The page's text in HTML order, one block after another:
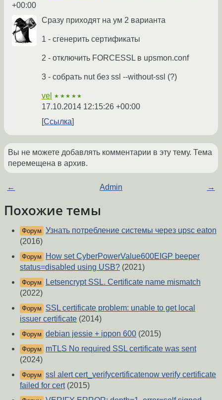
+00:00
Сразу приходят на ум 2 варианта
1 - сгенерить сертификаты
2 - отключить FORCESSL в upsmon.conf
3 - собрать nut без ssl --without-ssl (?)
vel ★★★★★
17.10.2014 12:15:26 +00:00
Ссылка
Вы не можете добавлять комментарии в эту тему. Тема
перемещена в архив.
← Admin →
Похожие темы
Форум Узнать потребление системы через upsc eaton
(2016)
Форум
How set CyberPowerValue600EIGP beeper
status=disabled using USB? (2021)
Форум
Letsencrypt SSL. Certificate name mismatch
(2022)
Форум
SSL certificate problem: unable to get local
issuer certificate (2014)
Форум debian jessie + ippon 600 (2015)
Форум
mTLS No required SSL certificate was sent
(2024)
Форум ssl alert cert_verifycertificatenow verify certificate
failed for cert(2015)